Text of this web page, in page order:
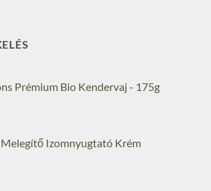
Prémium Bio Kendervaj - 175g
Melegítő Izomnyugtató Krém